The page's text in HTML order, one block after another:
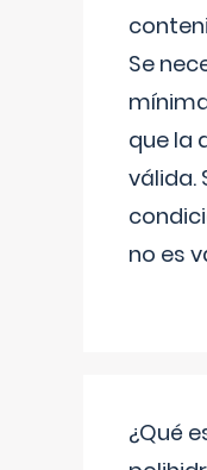
Se
que la
válida.
no es
¿Qué